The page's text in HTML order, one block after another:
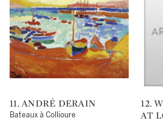
11. ANDRÉ DERAIN
Bateaux à Collioure
12. WATT BEI EBBE (FENS
AT